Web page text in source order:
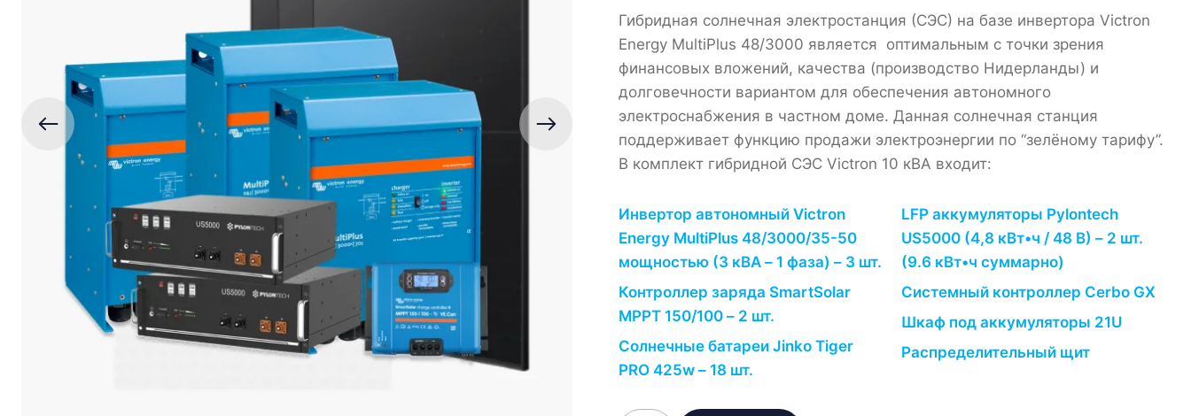
Гибридная солнечная электростанция (СЭС) на базе инвертора Victron
Energy MultiPlus 48/3000 является оптимальным с точки зрения
финансовых вложений, качества (производство Нидерланды) и
долговечности вариантом для обеспечения автономного
электроснабжения в частном доме. Данная солнечная станция
поддерживает функцию продажи электроэнергии по “зелёному тарифу”.
В комплект гибридной СЭС Victron 10 кВА входит:
Инвертор автономный Victron
Energy MultiPlus 48/3000/35-50
мощностью (3 кВА – 1 фаза) – 3 шт.
Контроллер заряда SmartSolar
MPPT 150/100 – 2 шт.
Солнечные батареи Jinko Tiger
PRO 425w – 18 шт.
LFP аккумуляторы Pylontech
US5000 (4,8 кВт•ч / 48 В) – 2 шт.
(9.6 кВт•ч суммарно)
Системный контроллер Cerbo GX
Шкаф под аккумуляторы 21U
Распределительный щит